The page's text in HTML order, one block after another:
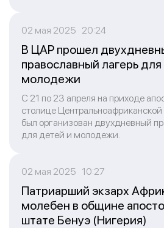
02 мая 2025 20:24
В ЦАР прошел
православный лагерь
молодежи
С 21 по 23 апреля на приходе
столице Центральноафриканской
был организован двухдневный
для детей и молодежи.
02 мая 2025 10:27
Патриарший экзарх
молебен в общине
штате Бенуэ (Нигерия)